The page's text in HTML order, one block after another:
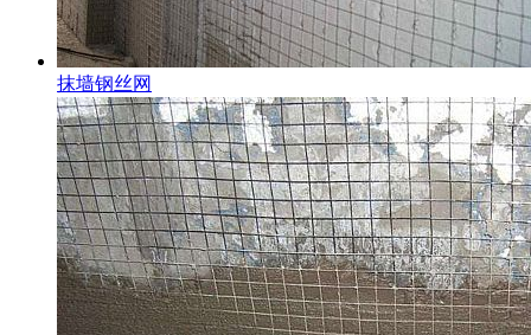
抹墙钢丝网